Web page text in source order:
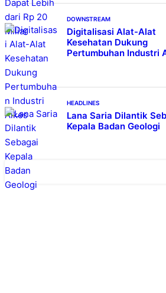
DOWNSTREAM
Digitalisasi Alat-Alat
Kesehatan Dukung
Pertumbuhan Industri
HEADLINES
Lana Saria Dilantik
Kepala Badan Geologi